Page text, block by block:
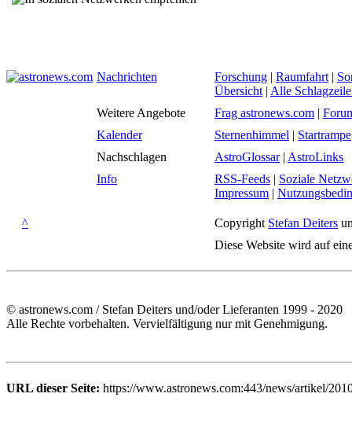
Nachrichten Forschung | Raumfahrt |
Übersicht | Alle
Weitere Angebote
Frag astronews.com |
Kalender
Sternenhimmel | Startrampe
Nachschlagen
AstroGlossar| AstroLinks
Info
RSS-Feeds | Soziale
Impressum |
^ Copyright Stefan Deiters
Diese Website wird auf
© astronews.com / Stefan Deiters und/oder Lieferanten 1999 - 2020
Alle Rechte vorbehalten. Vervielfältigung nur mit Genehmigung.
URL dieser Seite: https://www.astronews.com:443/news/artikel/